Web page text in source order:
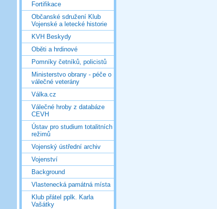
Fortifikace
Občanské sdružení Klub
Vojenské a letecké historie
KVH Beskydy
Oběti a hrdinové
Pomníky četníků, policistů
Ministerstvo obrany - péče o
válečné veterány
Válka.cz
Válečné hroby z databáze
CEVH
Ústav pro studium totalitních
režimů
Vojenský ústřední archiv
Vojenství
Background
Vlastenecká památná místa
Klub přátel pplk. Karla
Vašátky